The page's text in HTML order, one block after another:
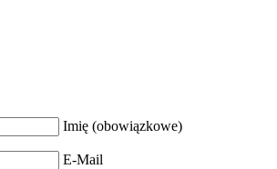
Imię (obowiązkowe)
E-Mail